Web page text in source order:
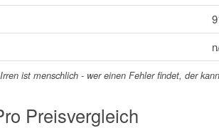
ist menschlich - wer einen Fehler findet, der
Preisvergleich